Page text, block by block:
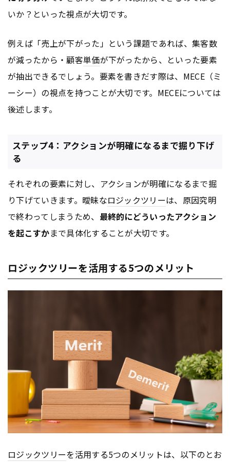
いか？といった視点が大切です。
例えば「売上が下がった」という課題であれば、集客数
が減ったから・顧客単価が下がったから、といった要素
が抽出できるでしょう。要素を書きだす際は、MECE（ミ
ーシー）の視点を持つことが大切です。MECEについては
後述します。
ステップ4：アクションが明確になるまで掘り下げ
る
それぞれの要素に対し、アクションが明確になるまで掘
り下げていきます。曖昧なロジックツリーは、原因究明
で終わってしまうため、 最終的にどういったアクション
を起こすかまで具体化することが大切です。
ロジックツリーを活用する5つのメリット
ロジックツリーを活用する5つのメリットは、以下のとお